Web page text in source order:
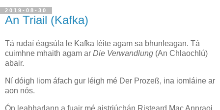
2019-08-30
An Triail (Kafka)
Tá rudaí éagsúla le Kafka léite agam sa bhunleagan. Tá
cuimhne mhaith agam ar Die Verwandlung (An Chlaochlú)
abair.
Ní dóigh liom áfach gur léigh mé Der Prozeß, ina iomláine ar
aon nós.
Ón leabharlann a fuair mé aistriúchán Risteard Mac Annraoi